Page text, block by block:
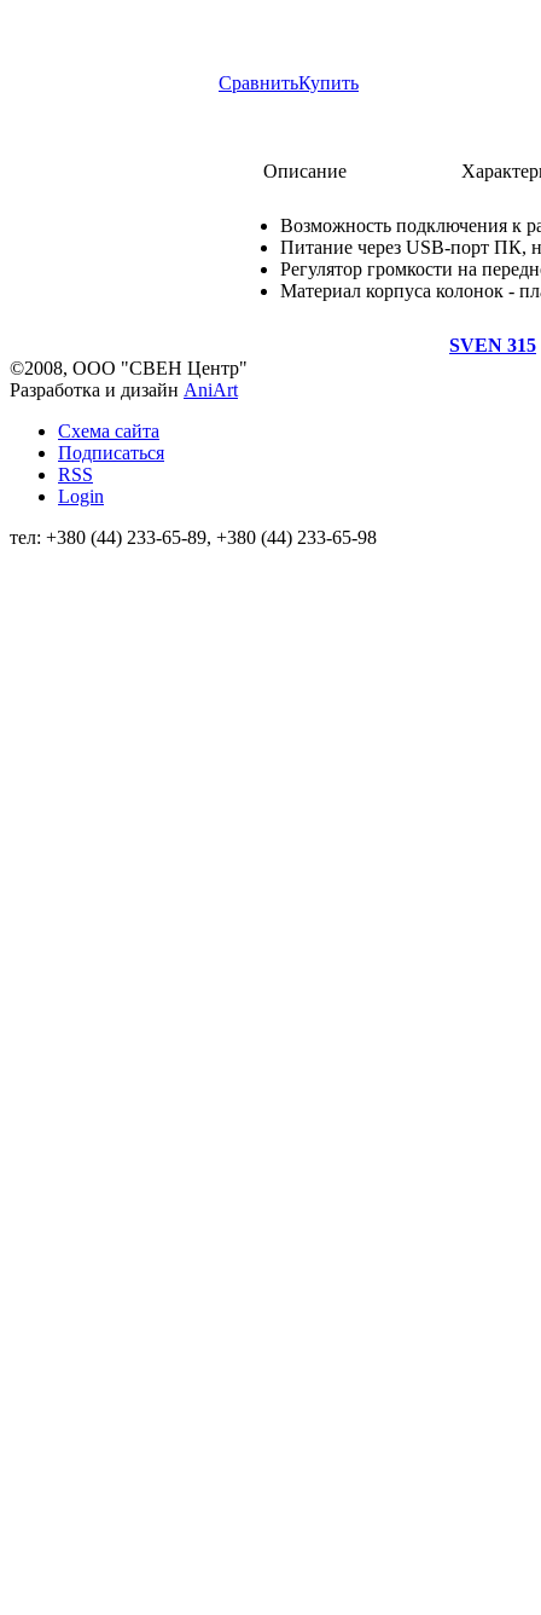
СравнитьКупить
Описание
Возможность подключения к
Питание через USB-порт ПК,
Регулятор громкости на
Материал корпуса колонок -
SVEN 315
©2008, ООО "СВЕН Центр"
Разработка и дизайн AniArt
Схема сайта
Подписаться
RSS
Login
тел: +380 (44) 233-65-89, +380 (44) 233-65-98